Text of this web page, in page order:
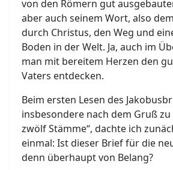
von den Römern gut
aber auch seinem Wort, also
durch Christus, den Weg und
Boden in der Welt. Ja, auch im
man mit bereitem Herzen den
Vaters entdecken.
Beim ersten Lesen des
insbesondere nach dem Gruß zu
zwölf Stämme“, dachte ich
einmal: Ist dieser Brief für die
denn überhaupt von Belang?